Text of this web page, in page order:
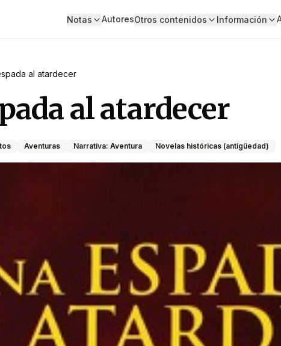
Notas AutoresOtros contenidos Información
al atardecer
al atardecer
Aventuras Narrativa: Aventura Novelas históricas (antigüedad)